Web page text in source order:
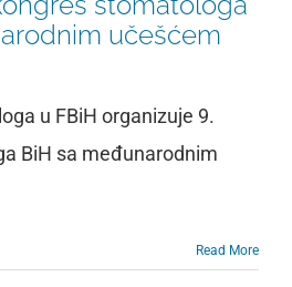
učešćem
u FBiH organizuje 9.
BiH sa međunarodnim
Read More